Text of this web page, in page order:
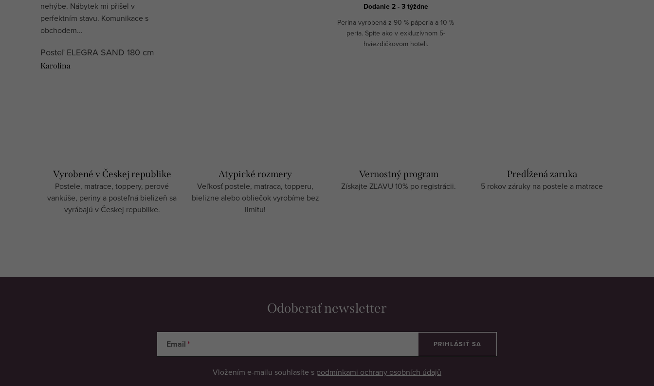
nehýbe. Nábytek mi přišel v
perfektním stavu. Komunikace s
obchodem...
Posteľ ELEGRA SAND 180 cm
Karolína
Dodanie 2 - 3 týždne
Perina vyrobená z 90 % páperia a 10 %
peria. Spite ako v exkluzívnom 5-
hviezdičkovom hoteli.
v
ý
p
Vyrobené v Českej republike
Postele, matrace, toppery, perové
vankúše, periny a posteľná bielizeň sa
vyrábajú v Českej republike.
Atypické rozmery
Veľkosť postele, matraca, topperu,
bielizne alebo obliečok vyrobíme bez
limitu!
Vernostný program
Získajte ZĽAVU 10% po registrácii.
Predĺžená zaruka
5 rokov záruky na postele a matrace
Odoberať newsletter
Email
Vložením e-mailu souhlasíte s podmínkami ochrany osobních údajů
PRIHLÁSIŤ SA